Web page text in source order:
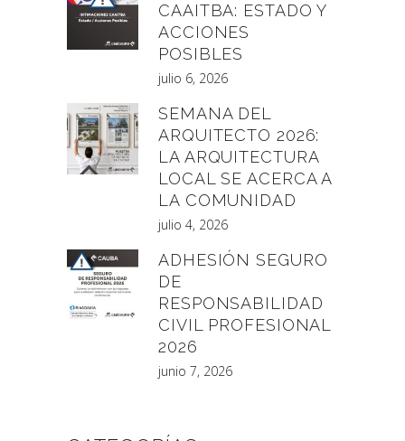
CAAITBA: ESTADO Y
ACCIONES
POSIBLES
julio 6, 2026
SEMANA DEL
ARQUITECTO 2026:
LA ARQUITECTURA
LOCAL SE ACERCA A
LA COMUNIDAD
julio 4, 2026
ADHESIÓN SEGURO
DE
RESPONSABILIDAD
CIVIL PROFESIONAL
2026
junio 7, 2026